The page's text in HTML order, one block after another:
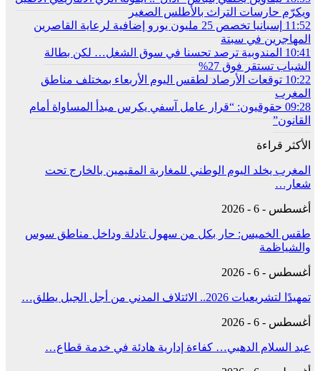
ويكرّم حارسات التراث بالأطلس الصغير
11:52
إسبانيا تخصص 25 مليون يورو إضافية لرعاية القاصرين
المهاجرين في سبتة
10:41 المندوبية ترصد تحسنا في سوق الشغل… لكن بطالة
الشباب تستقر فوق 27%
10:22 توقعات الأرصاد لطقس اليوم الأربعاء بمختلف مناطق
المغرب
09:28 حقوقيون: “قرار عامل آسفي يكرس مبدأ المساواة أمام
القانون”
الأكثر قراءة
المغرب يخلد اليوم الوطني للمغاربة المقيمين بالخارج تحت
شعار…
أغسطس - 6 - 2026
طقس الخميس: ﺣﺎﺭ بكل من سهول تادلة وداخل مناطق سوس
والشياظمة
أغسطس - 6 - 2026
تمهيدًا لتشريعيات 2026.. الائتلاف المدني من أجل الجبل يطلق…
أغسطس - 6 - 2026
عبد السلام الدهبي… كفاءة إدارية هادئة في خدمة قطاع…